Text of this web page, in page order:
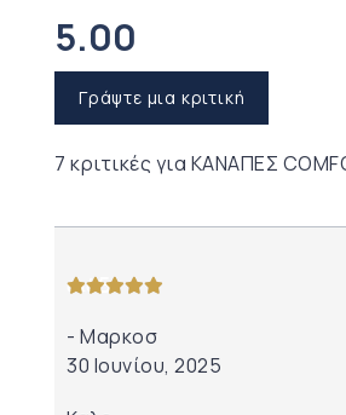
5.00
Γράψτε μια κριτική
7 κριτικές για ΚΑΝΑΠΕΣ
από 5
Μαρκοσ
30 Ιουνίου, 2025